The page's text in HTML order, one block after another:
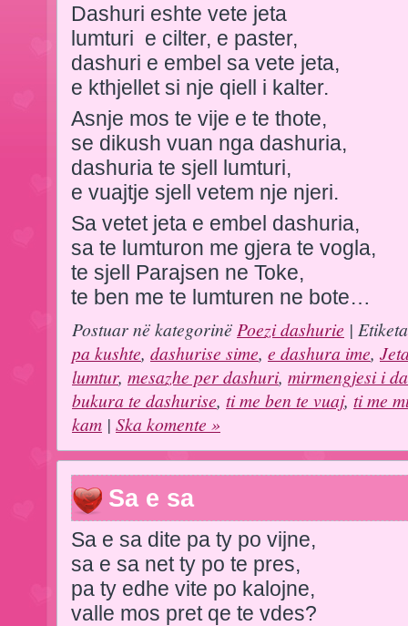
Dashuri eshte vete jeta
lumturi e cilter, e paster,
dashuri e embel sa vete jeta,
e kthjellet si nje qiell i kalter.
Asnje mos te vije e te thote,
se dikush vuan nga dashuria,
dashuria te sjell lumturi,
e vuajtje sjell vetem nje njeri.
Sa vetet jeta e embel dashuria,
sa te lumturon me gjera te vogla,
te sjell Parajsen ne Toke,
te ben me te lumturen ne bote…
Postuar në kategorinë Poezi dashurie |
pa kushte, dashurise sime, e dashura ime,
lumtur, mesazhe per dashuri, mirmengjesi i
bukura te dashurise, ti me ben te vuaj, ti me
kam | Ska komente »
Sa e sa
Sa e sa dite pa ty po vijne,
sa e sa net ty po te pres,
pa ty edhe vite po kalojne,
valle mos pret qe te vdes?